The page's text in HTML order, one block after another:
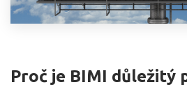
Proč je BIMI důležitý